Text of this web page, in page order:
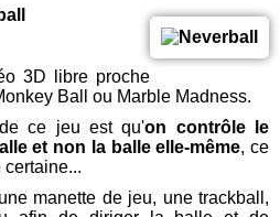
3D libre proche
Ball ou Marble Madness.
ce jeu est qu'on contrôle le
et non la balle elle-même, ce
manette de jeu, une trackball,